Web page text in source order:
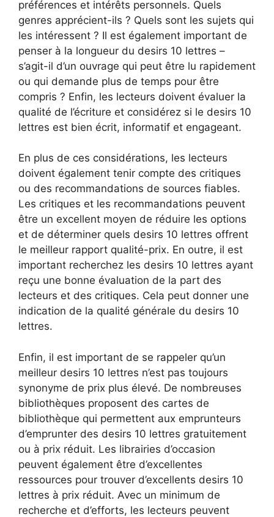
préférences et intérêts personnels. Quels
genres apprécient-ils ? Quels sont les sujets qui
les intéressent ? Il est également important de
penser à la longueur du desirs 10 lettres –
s’agit-il d’un ouvrage qui peut être lu rapidement
ou qui demande plus de temps pour être
compris ? Enfin, les lecteurs doivent évaluer la
qualité de l’écriture et considérez si le desirs 10
lettres est bien écrit, informatif et engageant.
En plus de ces considérations, les lecteurs
doivent également tenir compte des critiques
ou des recommandations de sources fiables.
Les critiques et les recommandations peuvent
être un excellent moyen de réduire les options
et de déterminer quels desirs 10 lettres offrent
le meilleur rapport qualité-prix. En outre, il est
important recherchez les desirs 10 lettres ayant
reçu une bonne évaluation de la part des
lecteurs et des critiques. Cela peut donner une
indication de la qualité générale du desirs 10
lettres.
Enfin, il est important de se rappeler qu’un
meilleur desirs 10 lettres n’est pas toujours
synonyme de prix plus élevé. De nombreuses
bibliothèques proposent des cartes de
bibliothèque qui permettent aux emprunteurs
d’emprunter des desirs 10 lettres gratuitement
ou à prix réduit. Les librairies d’occasion
peuvent également être d’excellentes
ressources pour trouver d’excellents desirs 10
lettres à prix réduit. Avec un minimum de
recherche et d’efforts, les lecteurs peuvent